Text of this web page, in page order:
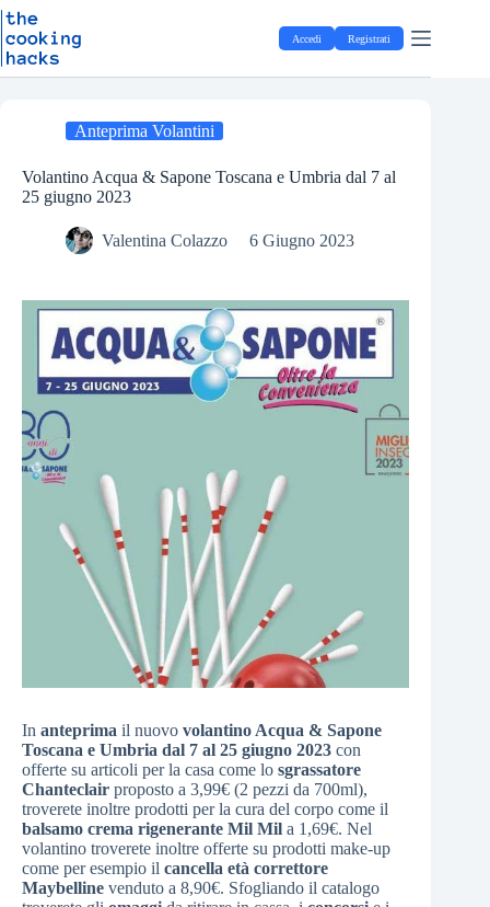
S
t
Salta
al
contenuto
Accedi Registrati
Anteprima Volantini
Volantino Acqua & Sapone Toscana e Umbria dal 7 al
25 giugno 2023
Valentina Colazzo 6 Giugno 2023
In anteprima il nuovo volantino Acqua & Sapone
Toscana e Umbria dal 7 al 25 giugno 2023 con
offerte su articoli per la casa come lo sgrassatore
Chanteclair proposto a 3,99€ (2 pezzi da 700ml),
troverete inoltre prodotti per la cura del corpo come il
balsamo crema rigenerante Mil Mil a 1,69€. Nel
volantino troverete inoltre offerte su prodotti make-up
come per esempio il cancella età correttore
Maybelline venduto a 8,90€. Sfogliando il catalogo